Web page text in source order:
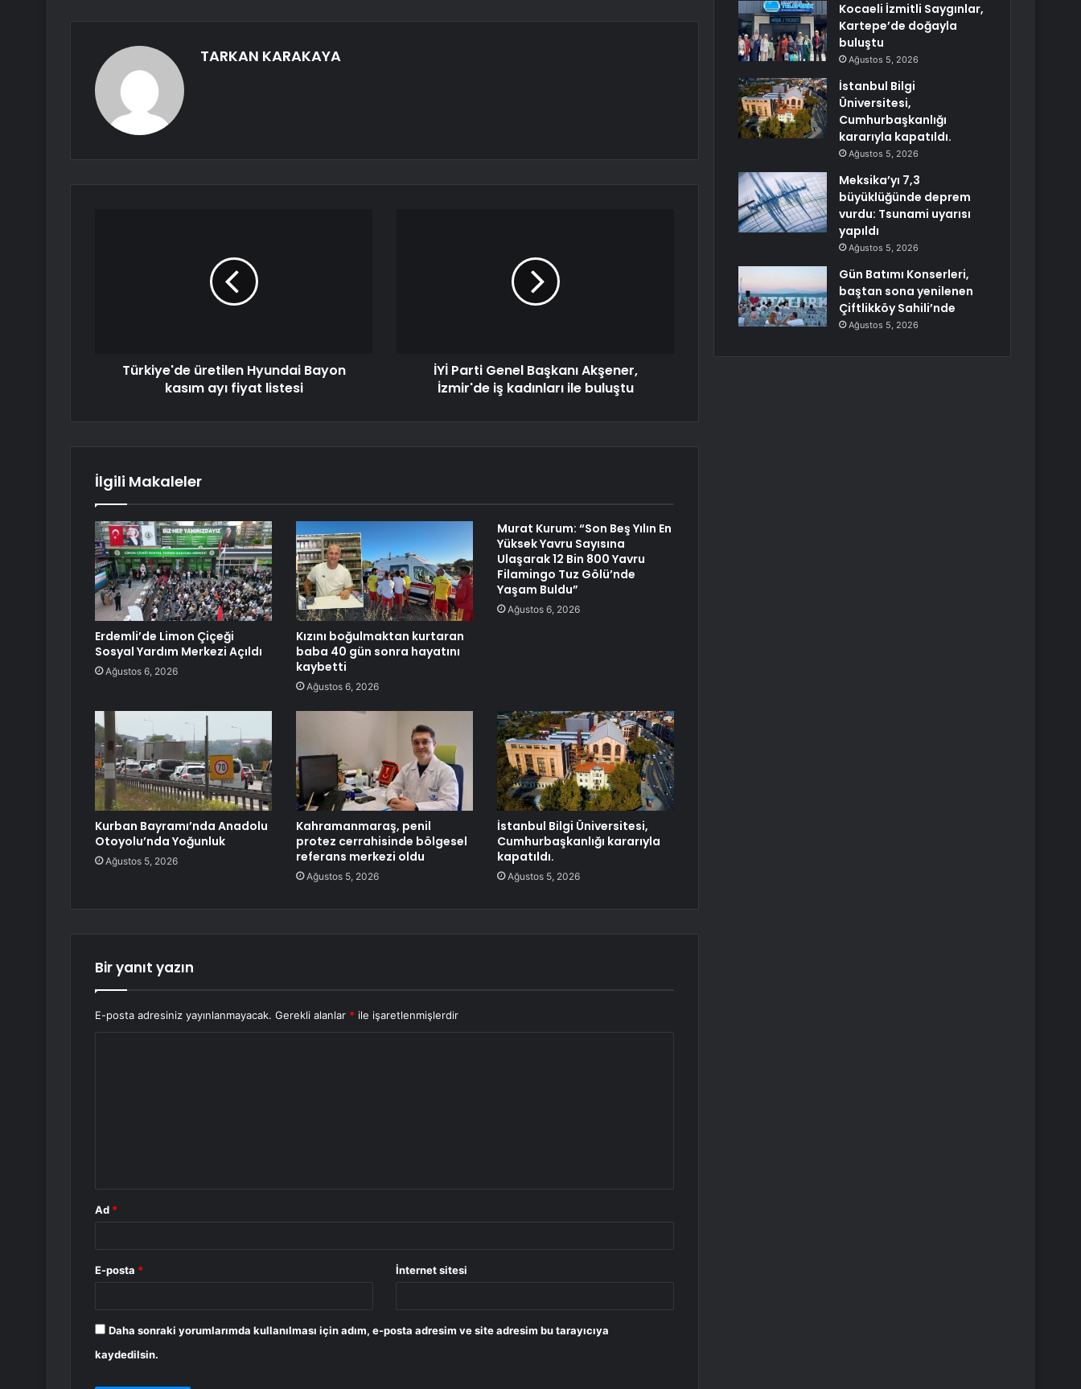
TARKAN KARAKAYA
Türkiye'de üretilen Hyundai Bayon
kasım ayı fiyat listesi
İYİ Parti Genel Başkanı Akşener,
İzmir'de iş kadınları ile buluştu
İlgili Makaleler
Erdemli’de Limon Çiçeği
Sosyal Yardım Merkezi Açıldı
Ağustos 6, 2026
Kızını boğulmaktan kurtaran
baba 40 gün sonra hayatını
kaybetti
Ağustos 6, 2026
Murat Kurum: “Son Beş Yılın En
Yüksek Yavru Sayısına
Ulaşarak 12 Bin 800 Yavru
Filamingo Tuz Gölü’nde
Yaşam Buldu”
Ağustos 6, 2026
Kurban Bayramı’nda Anadolu
Otoyolu’nda Yoğunluk
Ağustos 5, 2026
Kahramanmaraş, penil
protez cerrahisinde bölgesel
referans merkezi oldu
Ağustos 5, 2026
İstanbul Bilgi Üniversitesi,
Cumhurbaşkanlığı kararıyla
kapatıldı.
Ağustos 5, 2026
Bir yanıt yazın
E-posta adresiniz yayınlanmayacak. Gerekli alanlar * ile işaretlenmişlerdir
Ad *
E-posta * İnternet sitesi
Daha sonraki yorumlarımda kullanılması için adım, e-posta adresim ve site adresim bu tarayıcıya
kaydedilsin.
Kocaeli İzmitli Saygınlar,
Kartepe’de doğayla
buluştu
Ağustos 5, 2026
İstanbul Bilgi
Üniversitesi,
Cumhurbaşkanlığı
kararıyla kapatıldı.
Ağustos 5, 2026
Meksika’yı 7,3
büyüklüğünde deprem
vurdu: Tsunami uyarısı
yapıldı
Ağustos 5, 2026
Gün Batımı Konserleri,
baştan sona yenilenen
Çiftlikköy Sahili’nde
Ağustos 5, 2026